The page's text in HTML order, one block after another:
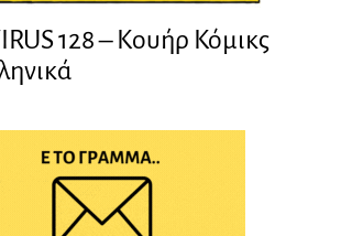
128 – Kουήρ Κόμικς